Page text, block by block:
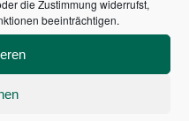
die Zustimmung widerrufst,
beeinträchtigen.
DES
DER